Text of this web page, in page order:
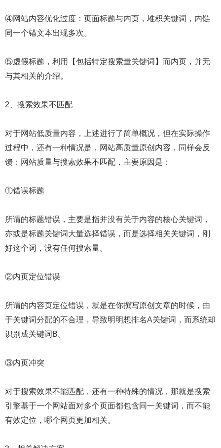
④网站内容优化过度：页面标题与内页，堆积关键词，内链
同一个锚文本出现多次。
⑤虚假标题，利用【包括特定搜索量关键词】而内页，并无
与其相关的介绍。
2、搜索效果不匹配
对于网站低质量内容，上述进行了简单概况，但在实际操作
过程中，还有一种情况是，网站高质量原创内容，同样会反
馈：网站质量与搜索效果不匹配，主要原因是：
①错误标题
所谓的标题错误，主要是指并没有关于内容的核心关键词，
亦或是标题关键词大量选择错误，而是选择相关关键词，刚
好这个词，没有任何搜索量。
②内页定位错误
所谓的内容页定位错误，就是在你撰写原创文章的时候，由
于关键词分配的不合理，导致明明想排名A关键词，而系统却
识别成关键词B。
③内页冲突
对于搜索效果不能匹配，还有一种特殊的情况，那就是搜索
引擎基于一个网站面对多个页面都包含同一关键词，而不能
有效定位，哪个网页更加相关。